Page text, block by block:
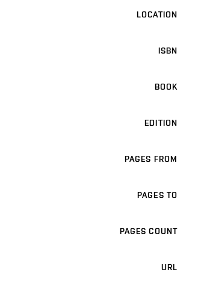
LOCATION
ISBN
BOOK
EDITION
PAGES FROM
PAGES TO
PAGES COUNT
URL